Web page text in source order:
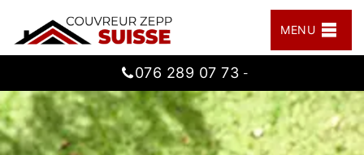
MENU
076 289 07 73 -